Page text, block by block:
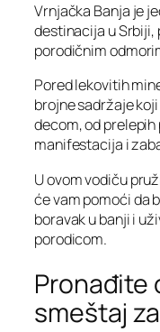
Vrnjačka Banja je
destinacija u Srbiji,
porodičnim
Pored lekovitih
brojne sadržaje
decom, od
manifestacija i
U ovom vodiču
će vam pomoći da
boravak u banji i
porodicom.
Pronađite
smeštaj